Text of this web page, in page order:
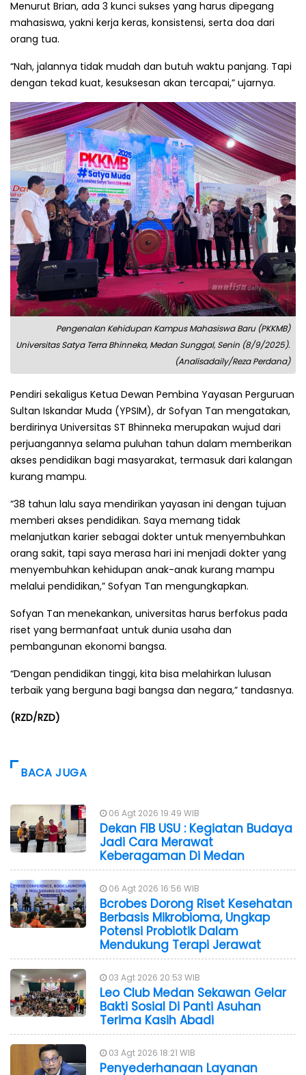
Menurut Brian, ada 3 kunci sukses yang harus dipegang
mahasiswa, yakni kerja keras, konsistensi, serta doa dari
orang tua.
“Nah, jalannya tidak mudah dan butuh waktu panjang. Tapi
dengan tekad kuat, kesuksesan akan tercapai,” ujarnya.
Pengenalan Kehidupan Kampus Mahasiswa Baru (PKKMB)
Universitas Satya Terra Bhinneka, Medan Sunggal, Senin (8/9/2025).
(Analisadaily/Reza Perdana)
Pendiri sekaligus Ketua Dewan Pembina Yayasan Perguruan
Sultan Iskandar Muda (YPSIM), dr Sofyan Tan mengatakan,
berdirinya Universitas ST Bhinneka merupakan wujud dari
perjuangannya selama puluhan tahun dalam memberikan
akses pendidikan bagi masyarakat, termasuk dari kalangan
kurang mampu.
“38 tahun lalu saya mendirikan yayasan ini dengan tujuan
memberi akses pendidikan. Saya memang tidak
melanjutkan karier sebagai dokter untuk menyembuhkan
orang sakit, tapi saya merasa hari ini menjadi dokter yang
menyembuhkan kehidupan anak-anak kurang mampu
melalui pendidikan,” Sofyan Tan mengungkapkan.
Sofyan Tan menekankan, universitas harus berfokus pada
riset yang bermanfaat untuk dunia usaha dan
pembangunan ekonomi bangsa.
“Dengan pendidikan tinggi, kita bisa melahirkan lulusan
terbaik yang berguna bagi bangsa dan negara,” tandasnya.
(RZD/RZD)
BACA JUGA
06 Agt 2026 19:49 WIB
Dekan FIB USU : Kegiatan Budaya
Jadi Cara Merawat
Keberagaman Di Medan
06 Agt 2026 16:56 WIB
Bcrobes Dorong Riset Kesehatan
Berbasis Mikrobioma, Ungkap
Potensi Probiotik Dalam
Mendukung Terapi Jerawat
03 Agt 2026 20:53 WIB
Leo Club Medan Sekawan Gelar
Bakti Sosial Di Panti Asuhan
Terima Kasih Abadi
03 Agt 2026 18:21 WIB
Penyederhanaan Layanan